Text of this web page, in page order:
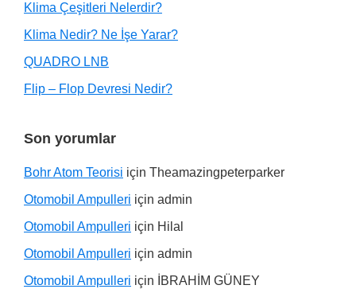
Klima Çeşitleri Nelerdir?
Klima Nedir? Ne İşe Yarar?
QUADRO LNB
Flip – Flop Devresi Nedir?
Son yorumlar
Bohr Atom Teorisi için Theamazingpeterparker
Otomobil Ampulleri için admin
Otomobil Ampulleri için Hilal
Otomobil Ampulleri için admin
Otomobil Ampulleri için İBRAHİM GÜNEY